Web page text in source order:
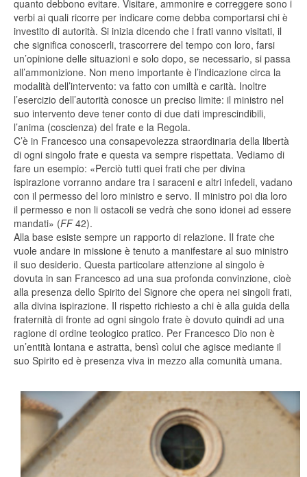
quanto debbono evitare. Visitare, ammonire e correggere sono i
verbi ai quali ricorre per indicare come debba comportarsi chi è
investito di autorità. Si inizia dicendo che i frati vanno visitati, il
che significa conoscerli, trascorrere del tempo con loro, farsi
un’opinione delle situazioni e solo dopo, se necessario, si passa
all’ammonizione. Non meno importante è l’indicazione circa la
modalità dell’intervento: va fatto con umiltà e carità. Inoltre
l’esercizio dell’autorità conosce un preciso limite: il ministro nel
suo intervento deve tener conto di due dati imprescindibili,
l’anima (coscienza) del frate e la Regola.
C’è in Francesco una consapevolezza straordinaria della libertà
di ogni singolo frate e questa va sempre rispettata. Vediamo di
fare un esempio: «Perciò tutti quei frati che per divina
ispirazione vorranno andare tra i saraceni e altri infedeli, vadano
con il permesso del loro ministro e servo. Il ministro poi dia loro
il permesso e non li ostacoli se vedrà che sono idonei ad essere
mandati» (FF42).
Alla base esiste sempre un rapporto di relazione. Il frate che
vuole andare in missione è tenuto a manifestare al suo ministro
il suo desiderio. Questa particolare attenzione al singolo è
dovuta in san Francesco ad una sua profonda convinzione, cioè
alla presenza dello Spirito del Signore che opera nei singoli frati,
alla divina ispirazione. Il rispetto richiesto a chi è alla guida della
fraternità di fronte ad ogni singolo frate è dovuto quindi ad una
ragione di ordine teologico pratico. Per Francesco Dio non è
un’entità lontana e astratta, bensì colui che agisce mediante il
suo Spirito ed è presenza viva in mezzo alla comunità umana.